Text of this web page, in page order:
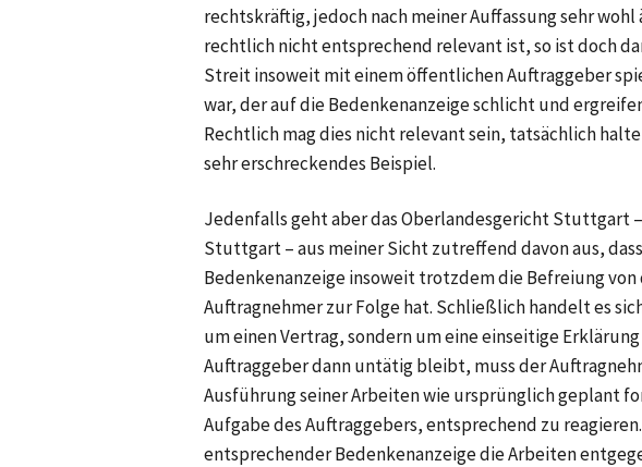
rechtskräftig, jedoch nach meiner Auffassung sehr
rechtlich nicht entsprechend relevant ist, so ist doch
Streit insoweit mit einem öffentlichen Auftraggeber
war, der auf die Bedenkenanzeige schlicht und
Rechtlich mag dies nicht relevant sein, tatsächlich
sehr erschreckendes Beispiel.
Jedenfalls geht aber das Oberlandesgericht Stuttgart
Stuttgart – aus meiner Sicht zutreffend davon aus,
Bedenkenanzeige insoweit trotzdem die Befreiung
Auftragnehmer zur Folge hat. Schließlich handelt es
um einen Vertrag, sondern um eine einseitige
Auftraggeber dann untätig bleibt, muss der
Ausführung seiner Arbeiten wie ursprünglich geplant
Aufgabe des Auftraggebers, entsprechend zu
entsprechender Bedenkenanzeige die Arbeiten